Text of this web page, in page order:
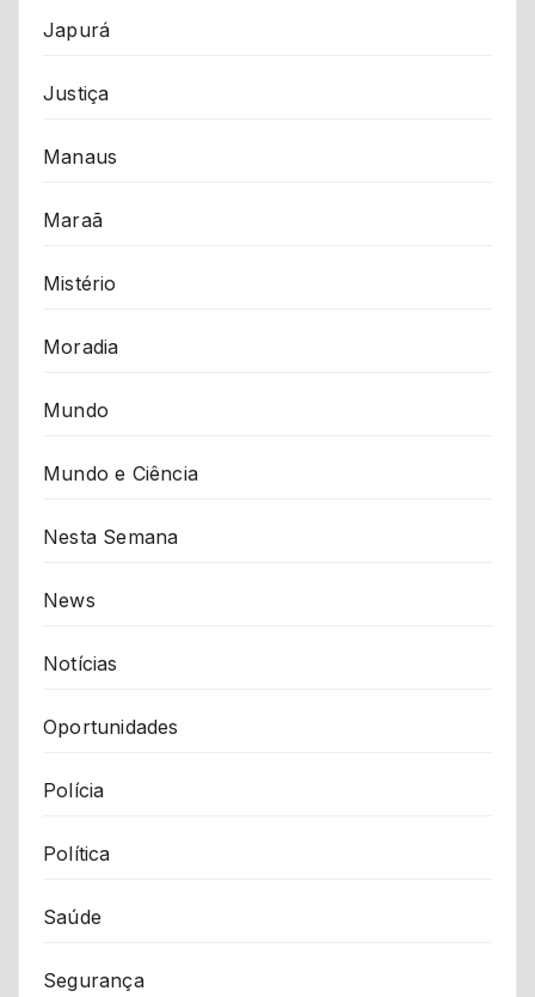
Japurá
Justiça
Manaus
Maraã
Mistério
Moradia
Mundo
Mundo e Ciência
Nesta Semana
News
Notícias
Oportunidades
Polícia
Política
Saúde
Segurança